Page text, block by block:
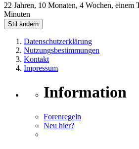
22 Jahren, 10 Monaten, 4 Wochen, einem
Minuten
Stil ändern
Datenschutzerklärung
Nutzungsbestimmungen
Kontakt
Impressum
Information
Forenregeln
Neu hier?